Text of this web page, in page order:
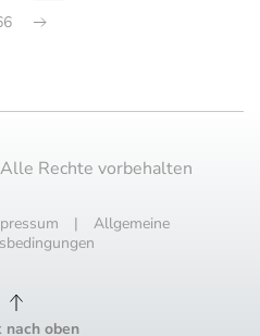
Rechte vorbehalten
| Allgemeine
nach oben